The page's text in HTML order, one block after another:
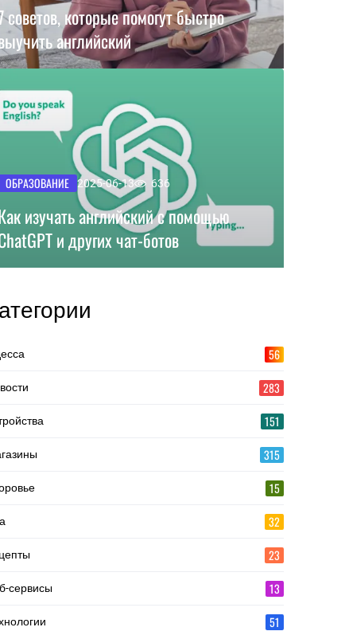
советов, которые помогут быстро
английский
ОБРАЗОВАНИЕ 2025-06-13 636
изучать английский с помощью
и других чат-ботов
56
283
151
315
15
32
23
сервисы 13
51